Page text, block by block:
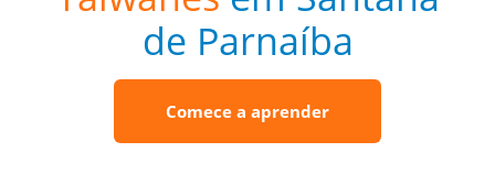
de Parnaíba
Comece a aprender